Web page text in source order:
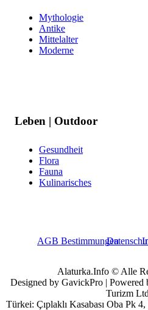
Mythologie
Antike
Mittelalter
Moderne
Leben | Outdoor
Gesundheit
Flora
Fauna
Kulinarisches
AGB Bestimmungen
Alaturka.Info © Alle
Designed by GavickPro | Powered
Turizm
Türkei: Çıplaklı Kasabası Oba Pk